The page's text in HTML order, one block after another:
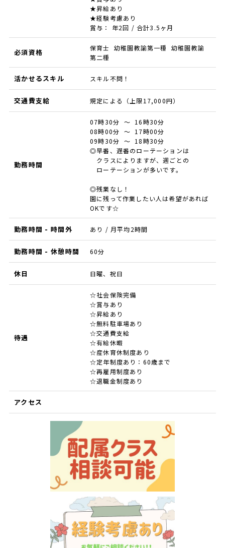
★昇給あり
★経験考慮あり
賞与： 年2回 / 合計3.5ヶ月
必須資格
保育士 幼稚園教諭第一種 幼稚園教諭
第二種
活かせるスキル スキル不問！
交通費支給 規定による（上限17,000円）
勤務時間
07時30分 ～ 16時30分
08時00分 ～ 17時00分
09時30分 ～ 18時30分
◎早番、遅番のローテーションは
クラスによりますが、週ごとの
ローテーションが多いです。
◎残業なし！
園に残って作業したい人は希望があれば
OKです☆
勤務時間 - 時間外 あり / 月平均2時間
勤務時間 - 休憩時間 60分
休日 日曜、祝日
待遇
☆社会保険完備
☆賞与あり
☆昇給あり
☆無料駐車場あり
☆交通費支給
☆有給休暇
☆産休育休制度あり
☆定年制度あり：60歳まで
☆再雇用制度あり
☆退職金制度あり
アクセス